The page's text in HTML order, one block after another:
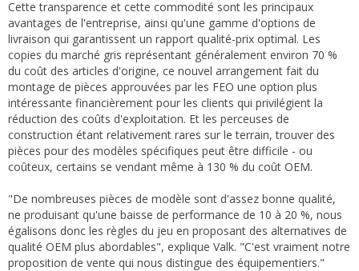
Cette transparence et cette commodité sont les principaux
avantages de l'entreprise, ainsi qu'une gamme d'options de
livraison qui garantissent un rapport qualité-prix optimal. Les
copies du marché gris représentant généralement environ 70 %
du coût des articles d'origine, ce nouvel arrangement fait du
montage de pièces approuvées par les FEO une option plus
intéressante financièrement pour les clients qui privilégient la
réduction des coûts d'exploitation. Et les perceuses de
construction étant relativement rares sur le terrain, trouver des
pièces pour des modèles spécifiques peut être difficile - ou
coûteux, certains se vendant même à 130 % du coût OEM.
"De nombreuses pièces de modèle sont d'assez bonne qualité,
ne produisant qu'une baisse de performance de 10 à 20 %, nous
égalisons donc les règles du jeu en proposant des alternatives de
qualité OEM plus abordables", explique Valk. "C'est vraiment notre
proposition de vente qui nous distingue des équipementiers."